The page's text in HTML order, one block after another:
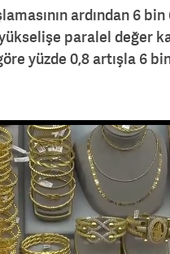
ardından 6
paralel değer
yüzde 0,8 artışla 6